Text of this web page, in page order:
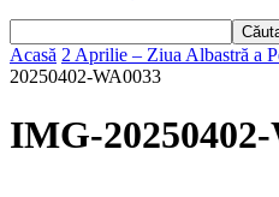
Acasă 2 Aprilie – Ziua Albastră a
20250402-WA0033
IMG-20250402-